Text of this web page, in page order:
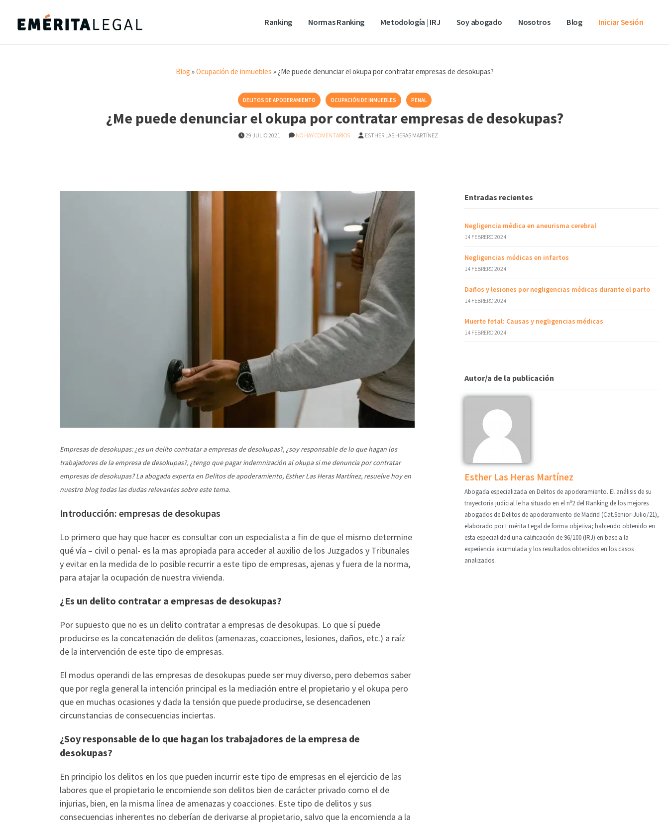
Ranking Normas Ranking Metodología | IRJ Soy abogado Nosotros Blog Iniciar Sesión
Blog »Ocupación de inmuebles » ¿Me puede denunciar el okupa por contratar empresas de desokupas?
DELITOS DE APODERAMIENTO OCUPACIÓN DE INMUEBLES PENAL
¿Me puede denunciar el okupa por contratar empresas de desokupas?
29 JULIO 2021 NO HAY COMENTARIOS ESTHER LAS HERAS MARTÍNEZ
Empresas de desokupas: ¿es un delito contratar a empresas de desokupas?, ¿soy responsable de lo que hagan los
trabajadores de la empresa de desokupas?, ¿tengo que pagar indemnización al okupa si me denuncia por contratar
empresas de desokupas? La abogada experta en Delitos de apoderamiento, Esther Las Heras Martínez, resuelve hoy en
nuestro blog todas las dudas relevantes sobre este tema.
Introducción: empresas de desokupas
Lo primero que hay que hacer es consultar con un especialista a fin de que el mismo determine
qué vía – civil o penal- es la mas apropiada para acceder al auxilio de los Juzgados y Tribunales
y evitar en la medida de lo posible recurrir a este tipo de empresas, ajenas y fuera de la norma,
para atajar la ocupación de nuestra vivienda.
¿Es un delito contratar a empresas de desokupas?
Por supuesto que no es un delito contratar a empresas de desokupas. Lo que sí puede
producirse es la concatenación de delitos (amenazas, coacciones, lesiones, daños, etc.) a raíz
de la intervención de este tipo de empresas.
El modus operandi de las empresas de desokupas puede ser muy diverso, pero debemos saber
que por regla general la intención principal es la mediación entre el propietario y el okupa pero
que en muchas ocasiones y dada la tensión que puede producirse, se desencadenen
circunstancias de consecuencias inciertas.
¿Soy responsable de lo que hagan los trabajadores de la empresa de
desokupas?
En principio los delitos en los que pueden incurrir este tipo de empresas en el ejercicio de las
labores que el propietario le encomiende son delitos bien de carácter privado como el de
injurias, bien, en la misma línea de amenazas y coacciones. Este tipo de delitos y sus
consecuencias inherentes no deberían de derivarse al propietario, salvo que la encomienda a la
Entradas recientes
Negligencia médica en aneurisma cerebral
14 FEBRERO 2024
Negligencias médicas en infartos
14 FEBRERO 2024
Daños y lesiones por negligencias médicas durante el parto
14 FEBRERO 2024
Muerte fetal: Causas y negligencias médicas
14 FEBRERO 2024
Autor/a de la publicación
Esther Las Heras Martínez
Abogada especializada en Delitos de apoderamiento. El análisis de su
trayectoria judicial le ha situado en el nº2 del Ranking de los mejores
abogados de Delitos de apoderamiento de Madrid (Cat.Senior-Julio/21),
elaborado por Emérita Legal de forma objetiva; habiendo obtenido en
esta especialidad una calificación de 96/100 (IRJ) en base a la
experiencia acumulada y los resultados obtenidos en los casos
analizados.